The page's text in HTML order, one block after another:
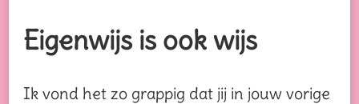
Eigenwijs is ook wijs
Ik vond het zo grappig dat jij in jouw vorige